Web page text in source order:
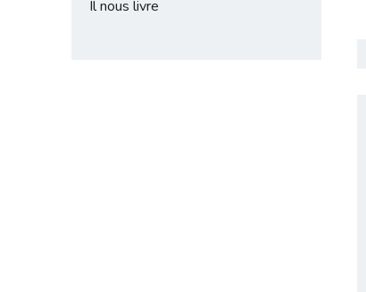
Il nous livre